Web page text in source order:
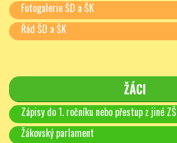
Fotogalerie ŠD a ŠK
Řád ŠD a ŠK
ŽÁCI
Zápisy do 1. ročníku nebo přestup z jiné ZŠ
Žákovský parlament